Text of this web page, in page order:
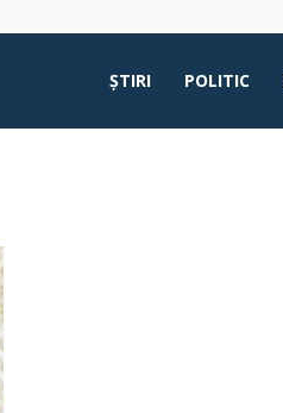
ŞTIRI POLITIC